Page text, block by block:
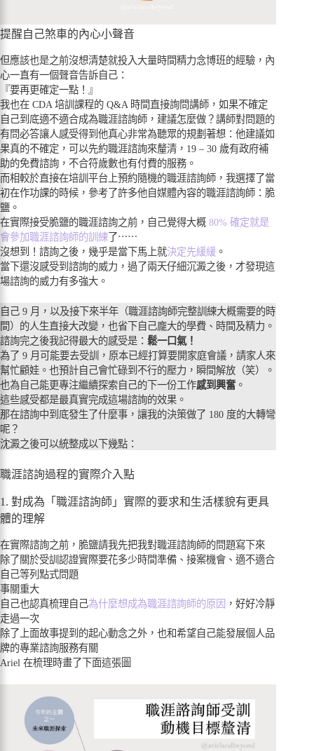
提醒自己煞車的內心小聲音
但應該也是之前沒想清楚就投入大量時間精力念博班的經驗，內
心一直有一個聲音告訴自己：
『要再更確定一點！』
我也在 CDA 培訓課程的 Q&A 時間直接詢問講師，如果不確定
自己到底適不適合成為職涯諮詢師，建議怎麼做？講師對問題的
有問必答讓人感受得到他真心非常為聽眾的規劃著想：他建議如
果真的不確定，可以先約職涯諮詢來釐清，19 – 30 歲有政府補
助的免費諮詢，不合符歲數也有付費的服務。
而相較於直接在培訓平台上預約隨機的職涯諮詢師，我選擇了當
初在作功課的時候，參考了許多他自媒體內容的職涯諮詢師：脆
鹽。
在實際接受脆鹽的職涯諮詢之前，自己覺得大概 80% 確定就是
會參加職涯諮詢師的訓練 了⋯⋯
沒想到！諮詢之後，幾乎是當下馬上就決定先緩緩 。
當下還沒感受到諮詢的威力，過了兩天仔細沉澱之後，才發現這
場諮詢的威力有多強大。
自己 9 月，以及接下來半年（職涯諮詢師完整訓練大概需要的時
間）的人生直接大改變，也省下自己龐大的學費、時間及精力。
諮詢完之後我記得最大的感受是： 鬆一口氣！
為了 9 月可能要去受訓，原本已經打算要開家庭會議，請家人來
幫忙顧娃。也預計自己會忙碌到不行的壓力，瞬間解放（笑）。
也為自己能更專注繼續探索自己的下一份工作感到興奮。
這些感受都是最真實完成這場諮詢的效果。
那在諮詢中到底發生了什麼事，讓我的決策做了 180 度的大轉彎
呢？
沈澱之後可以統整成以下幾點：
職涯諮詢過程的實際介入點
1. 對成為「職涯諮詢師」實際的要求和生活樣貌有更具
體的理解
在實際諮詢之前，脆鹽請我先把我對職涯諮詢師的問題寫下來
除了關於受訓認證實際要花多少時間準備、接案機會、適不適合
自己等列點式問題
事關重大
自己也認真梳理自己為什麼想成為職涯諮詢師的原因 ，好好冷靜
走過一次
除了上面故事提到的起心動念之外，也和希望自己能發展個人品
牌的專業諮詢服務有關
Ariel 在梳理時畫了下面這張圖